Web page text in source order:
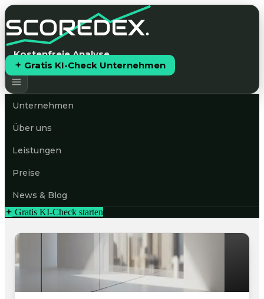
Kostenfreie Analyse
Gratis KI-Check Unternehmen
Unternehmen
Über uns
Leistungen
Preise
News & Blog
Gratis KI-Check starten